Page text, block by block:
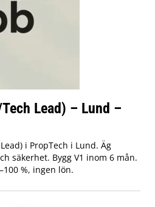
Lead) – Lund –
i PropTech i Lund. Äg
säkerhet. Bygg V1 inom 6 mån.
%, ingen lön.